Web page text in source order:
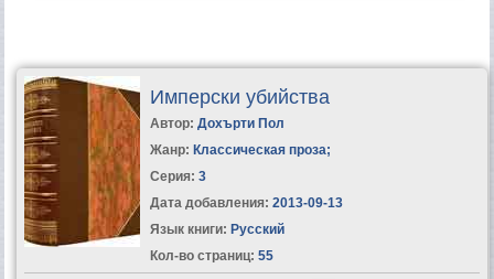
Имперски убийства
Автор: Дохърти Пол
Жанр: Классическая проза;
Серия: 3
Дата добавления: 2013-09-13
Язык книги: Русский
Кол-во страниц: 55